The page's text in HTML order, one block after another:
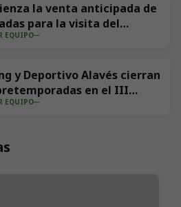
la venta anticipada de
para la visita del
CF a los Campos de
EQUIPO
y Deportivo Alavés cierran
en el III
Nando Yosu
EQUIPO